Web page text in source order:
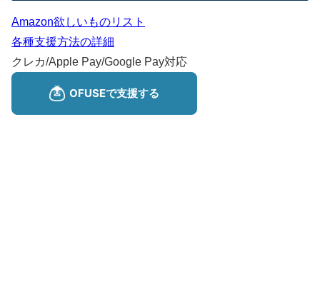
Amazon欲しいものリスト
各種支援方法の詳細
クレカ/Apple Pay/Google Pay対応